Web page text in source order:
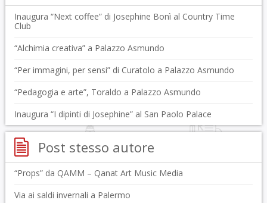
Inaugura “Next coffee” di Josephine Bonì al Country Time
Club
“Alchimia creativa” a Palazzo Asmundo
“Per immagini, per sensi” di Curatolo a Palazzo Asmundo
“Pedagogia e arte”, Toraldo a Palazzo Asmundo
Inaugura “I dipinti di Josephine” al San Paolo Palace
Post stesso autore
“Props” da QAMM – Qanat Art Music Media
Via ai saldi invernali a Palermo